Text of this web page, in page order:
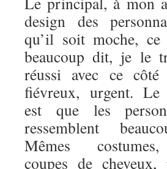
design des
qu’il soit moche,
beaucoup dit, je le
réussi avec ce côté
fiévreux, urgent. Le
est que les
ressemblent
Mêmes
coupes de cheveux,